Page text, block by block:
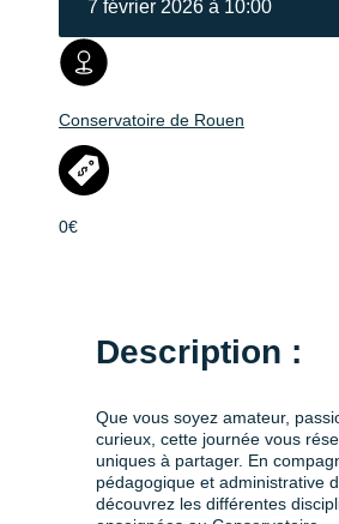
7 février 2026 à 10:00
Conservatoire de Rouen
0€
Description :
Que vous soyez amateur,
curieux, cette journée vous
uniques à partager. En
pédagogique et administrative
découvrez les différentes